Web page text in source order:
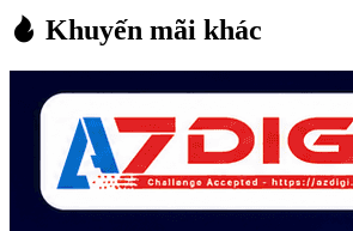
Khuyến mãi khác